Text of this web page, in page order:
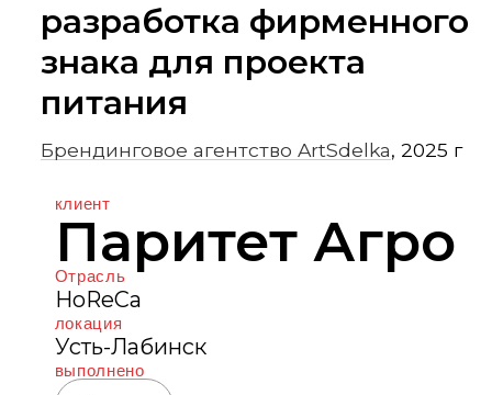
рендинговое агентство ArtSdelka, 2025 г
клиент
Паритет Агро
HoReCa
выполнено
Логотип
о проекте
Бренд «Комбинат питания» —
столовая на базе лицея имени
Н. И. Лобачевского в Усть-Лабинске,
построенный фондом «Вольное
Дело» по инициативе Олега